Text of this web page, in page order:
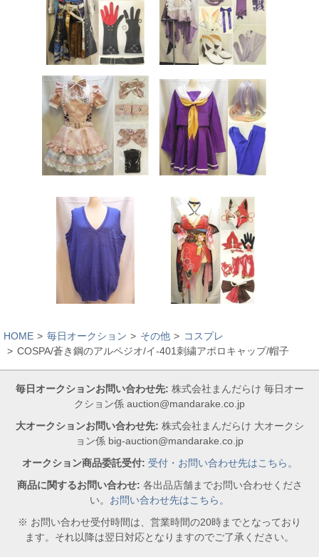
HOME 毎日オークション その他
コスプレ
COSPA/蒼き鋼のアルペジオ/イ-401刺繍アポロキャップ/帽子
毎日オークションお問い合わせ先: 株式会社まんだらけ 毎日オー
クション係 auction@mandarake.co.jp
大オークションお問い合わせ先: 株式会社まんだらけ 大オークシ
ョン係 big-auction@mandarake.co.jp
オークション商品委託受付: 受付・お問い合わせ先はこちら。
商品に関するお問い合わせ: 各出品店舗までお問い合わせくださ
い。 お問い合わせ先はこちら。
※ お問い合わせ受付時間は、営業時間の20時までとなっており
ます。それ以降は翌日対応となりますのでご了承ください。